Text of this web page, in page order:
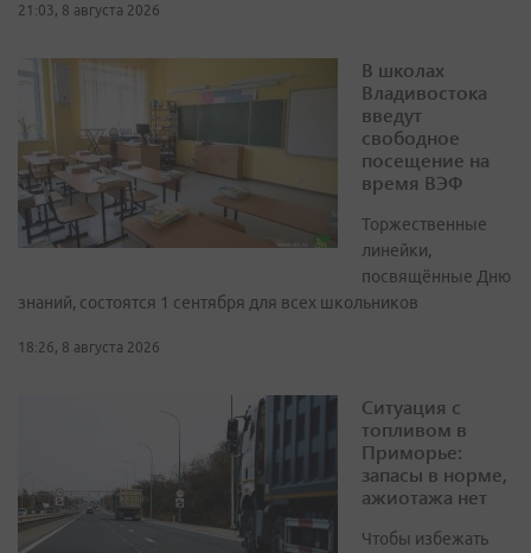
21:03, 8 августа 2026
В школах
Владивостока
введут
свободное
посещение на
время ВЭФ
Торжественные
линейки,
посвящённые Дню
знаний, состоятся 1 сентября для всех школьников
18:26, 8 августа 2026
Ситуация с
топливом в
Приморье:
запасы в норме,
ажиотажа нет
Чтобы избежать